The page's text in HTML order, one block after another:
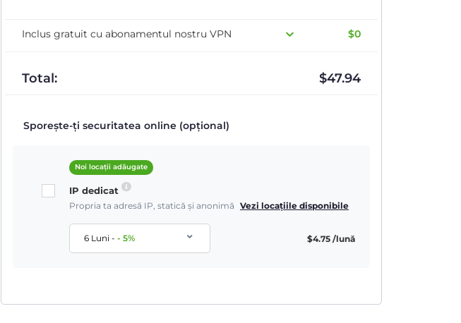
Inclus gratuit cu abonamentul nostru VPN $0
Total: $47.94
Sporește-ți securitatea online (opțional)
Noi locații adăugate
IP dedicat
Propria ta adresă IP, statică și anonimă Vezi locațiile disponibile
6 Luni--5% $4.75 /lună